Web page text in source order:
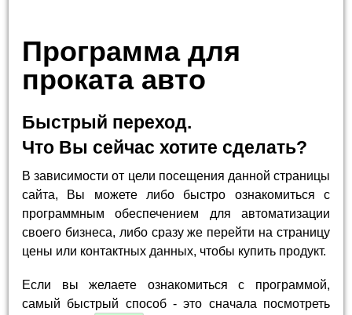
Программа для
проката авто
Быстрый переход.
Что Вы сейчас хотите сделать?
В зависимости от цели посещения данной страницы
сайта, Вы можете либо быстро ознакомиться с
программным обеспечением для автоматизации
своего бизнеса, либо сразу же перейти на страницу
цены или контактных данных, чтобы купить продукт.
Если вы желаете ознакомиться с программой,
самый быстрый способ - это сначала посмотреть